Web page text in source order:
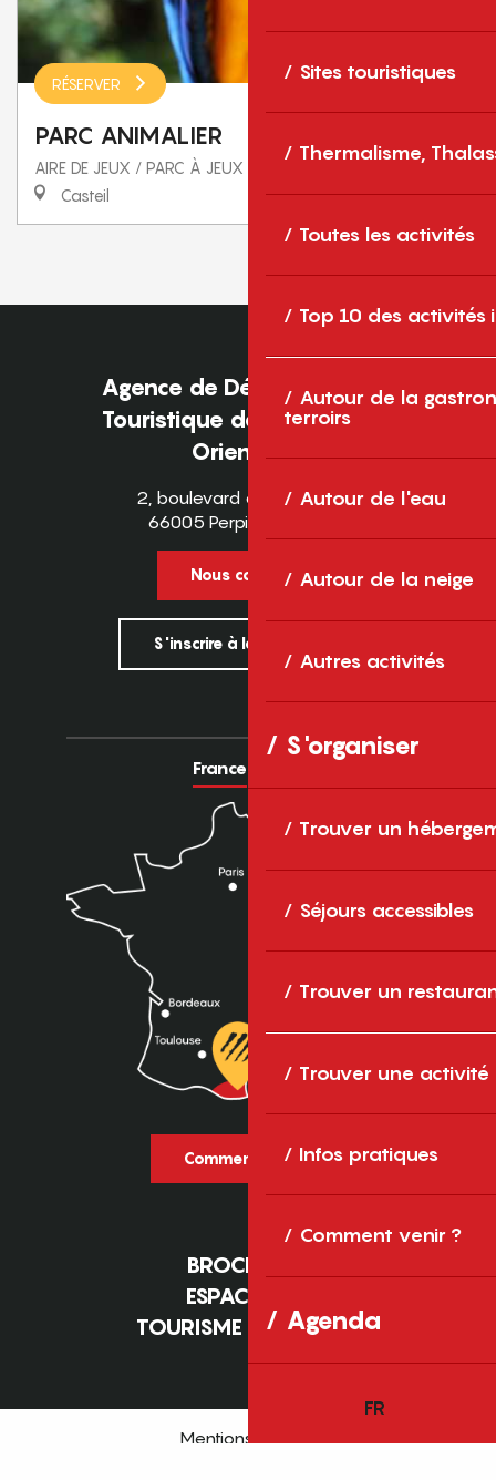
Sites touristiques
Thermalisme,
Toutes les activités
Top 10 des activités
Autour de la
terroirs
Autour de l'eau
Autour de la neige
Autres activités
S'organiser
Trouver un
Séjours accessibles
Trouver un
Trouver une activité
Infos pratiques
Comment venir ?
Agenda
FR
RÉSERVER
PARC ANIMALIER
AIRE DE JEUX / PARC À JEUX
Casteil
Agence de Développement
Touristique des Pyrénées-
Orientales
2, boulevard des Pyrénées
66005 Perpignan Cedex
Nous contacter
S'inscrire à la newsletter
France
Comment venir ?
BROCHURES
ESPACE PRO
TOURISME D'AFFAIRES
Mentions légales